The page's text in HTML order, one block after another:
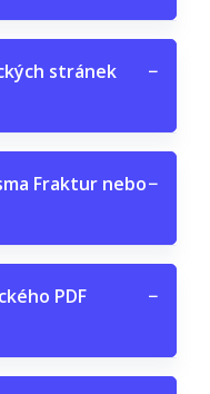
stránek
−
Fraktur nebo−
PDF
−